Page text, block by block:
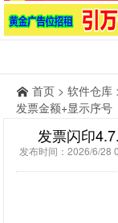
首页 > 软件仓库
发票金额+显示序号
发票闪印
发布时间：2026/6/28